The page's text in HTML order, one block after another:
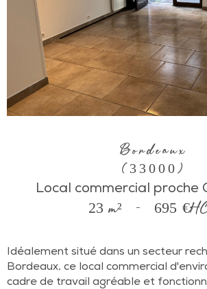
Bordeaux
(33000)
Local commercial proche
23 m² - 695 €
Idéalement situé dans un secteur
Bordeaux, ce local commercial
cadre de travail agréable et